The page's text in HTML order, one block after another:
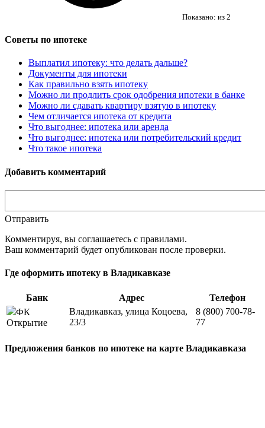
Показано: из 2
Советы по ипотеке
Выплатил ипотеку: что делать дальше?
Документы для ипотеки
Как правильно взять ипотеку
Можно ли продлить срок одобрения ипотеки в банке
Можно ли сдавать квартиру взятую в ипотеку
Чем отличается ипотека от кредита
Что выгоднее: ипотека или аренда
Что выгоднее: ипотека или потребительский кредит
Что такое ипотека
Добавить комментарий
Отправить
Комментируя, вы соглашаетесь c правилами.
Ваш комментарий будет опубликован после проверки.
Где оформить ипотеку в Владикавказе
Банк Адрес
Телефон
ФК
Открытие
Владикавказ, улица Коцоева,
23/3
8 (800) 700-78-
77
Предложения банков по ипотеке на карте Владикавказа